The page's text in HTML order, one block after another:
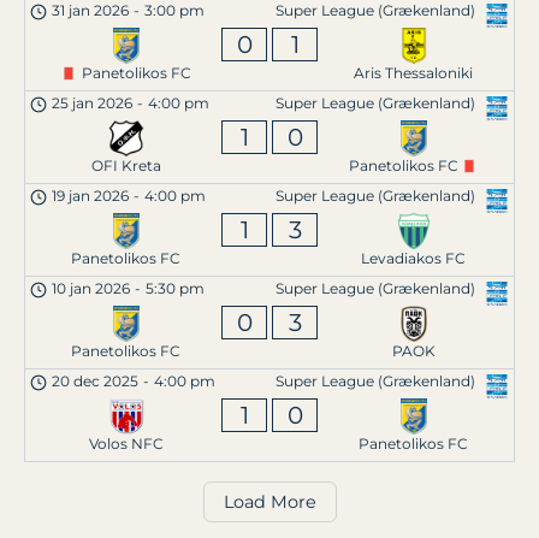
Super League (Grækenland)
31 jan 2026 - 3:00 pm
Panetolikos FC
0 1
Aris Thessaloniki
Super League (Grækenland)
25 jan 2026 - 4:00 pm
OFI Kreta
1 0
Panetolikos FC
Super League (Grækenland)
19 jan 2026 - 4:00 pm
Panetolikos FC
1 3
Levadiakos FC
Super League (Grækenland)
10 jan 2026 - 5:30 pm
Panetolikos FC
0 3
PAOK
Super League (Grækenland)
20 dec 2025 - 4:00 pm
Volos NFC
1 0
Panetolikos FC
Load More